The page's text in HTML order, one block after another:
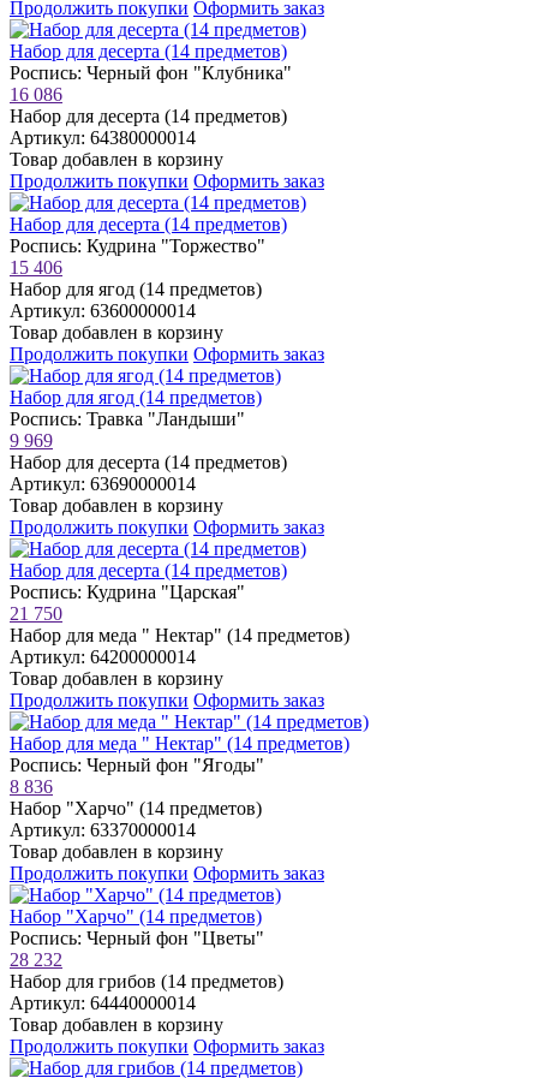
Продолжить покупки Оформить заказ
Набор для десерта (14 предметов)
Роспись: Черный фон "Клубника"
16 086
Набор для десерта (14 предметов)
Артикул: 64380000014
Товар добавлен в корзину
Продолжить покупки Оформить заказ
Набор для десерта (14 предметов)
Роспись: Кудрина "Торжество"
15 406
Набор для ягод (14 предметов)
Артикул: 63600000014
Товар добавлен в корзину
Продолжить покупки Оформить заказ
Набор для ягод (14 предметов)
Роспись: Травка "Ландыши"
9 969
Набор для десерта (14 предметов)
Артикул: 63690000014
Товар добавлен в корзину
Продолжить покупки Оформить заказ
Набор для десерта (14 предметов)
Роспись: Кудрина "Царская"
21 750
Набор для меда " Нектар" (14 предметов)
Артикул: 64200000014
Товар добавлен в корзину
Продолжить покупки Оформить заказ
Набор для меда " Нектар" (14 предметов)
Роспись: Черный фон "Ягоды"
8 836
Набор "Харчо" (14 предметов)
Артикул: 63370000014
Товар добавлен в корзину
Продолжить покупки Оформить заказ
Набор "Харчо" (14 предметов)
Роспись: Черный фон "Цветы"
28 232
Набор для грибов (14 предметов)
Артикул: 64440000014
Товар добавлен в корзину
Продолжить покупки Оформить заказ